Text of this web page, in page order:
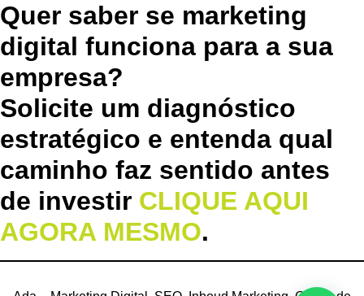
Quer saber se marketing
digital funciona para a sua
empresa?
Solicite um diagnóstico
estratégico e entenda qual
caminho faz sentido antes
de investir CLIQUE AQUI
AGORA MESMO.